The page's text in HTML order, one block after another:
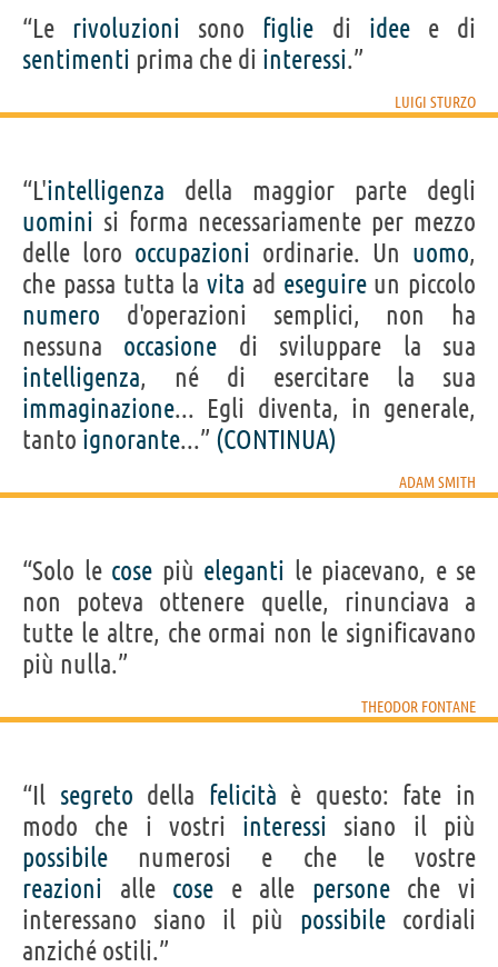
“Le rivoluzioni sono figlie di ideee di
sentimenti prima che di interessi.”
LUIGI STURZO
“L'intelligenza della maggior parte degli
uomini si forma necessariamente per mezzo
delle loro occupazioni ordinarie. Un uomo,
che passa tutta la vita ad eseguireun piccolo
numero d'operazioni semplici, non ha
nessuna occasione di sviluppare la sua
intelligenza, né di esercitare la sua
immaginazione... Egli diventa, in generale,
tanto ignorante...” (CONTINUA)
ADAM SMITH
“Solo le cose più eleganti le piacevano, e se
non poteva ottenere quelle, rinunciava a
tutte le altre, che ormai non le significavano
più nulla.”
THEODOR FONTANE
“Il segreto della felicità è questo: fate in
modo che i vostri interessi siano il più
possibile numerosi e che le vostre
reazioni alle cose e alle personeche vi
interessano siano il più possibile cordiali
anziché ostili.”